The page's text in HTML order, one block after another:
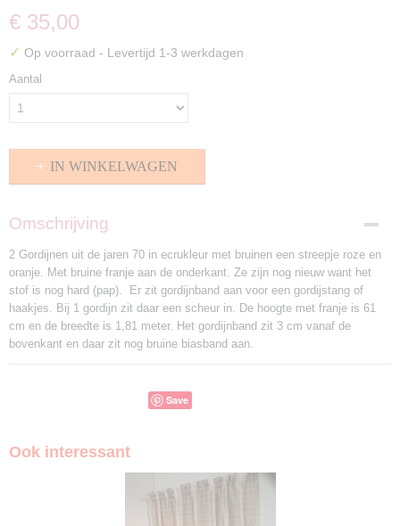
€ 35,00
✓ Op voorraad - Levertijd 1-3 werkdagen
Aantal
IN WINKELWAGEN
Omschrijving
2 Gordijnen uit de jaren 70 in ecrukleur met bruinen een streepje roze en
oranje. Met bruine franje aan de onderkant. Ze zijn nog nieuw want het
stof is nog hard (pap). Er zit gordijnband aan voor een gordijstang of
haakjes. Bij 1 gordijn zit daar een scheur in. De hoogte met franje is 61
cm en de breedte is 1,81 meter. Het gordijnband zit 3 cm vanaf de
bovenkant en daar zit nog bruine biasband aan.
Save
Ook interessant